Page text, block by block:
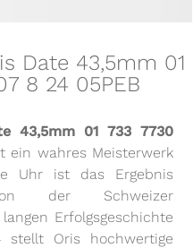
Date 43,5mm 01
8 24 05PEB
43,5mm 01 733 7730
ein wahres Meisterwerk
Uhr ist das Ergebnis
der Schweizer
Erfolgsgeschichte
stellt Oris hochwertige